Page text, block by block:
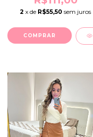
2 x de R$55,50 sem juros
COMPRAR